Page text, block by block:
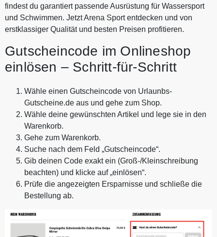
findest du garantiert passende Ausrüstung für Wassersport
und Schwimmen. Jetzt Arena Sport entdecken und von
erstklassiger Qualität und besten Preisen profitieren.
Gutscheincode im Onlineshop
einlösen – Schritt-für-Schritt
Wähle einen Gutscheincode von Urlaunbs-
Gutscheine.de aus und gehe zum Shop.
Wähle deine gewünschten Artikel und lege sie in den
Warenkorb.
Gehe zum Warenkorb.
Suche nach dem Feld „Gutscheincode“.
Gib deinen Code exakt ein (Groß-/Kleinschreibung
beachten) und klicke auf „einlösen“.
Prüfe die angezeigten Ersparnisse und schließe die
Bestellung ab.